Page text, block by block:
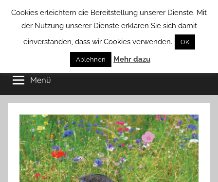
Borstel
von
Groß
Borstel
Menü
Cookies erleichtern die Bereitstellung unserer Dienste. Mit
der Nutzung unserer Dienste erklären Sie sich damit
einverstanden, dass wir Cookies verwenden.
OK
Ablehnen Mehr dazu